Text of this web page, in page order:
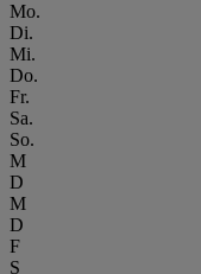
Mo.
Di.
Mi.
Do.
Fr.
Sa.
So.
M
D
M
D
F
S